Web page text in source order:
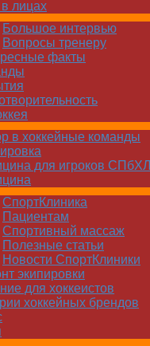
лицах
Большое интервью
Вопросы тренеру
факты
в хоккейные команды
для игроков СПбХЛ
СпортКлиника
Пациентам
Спортивный массаж
Полезные статьи
Новости СпортКлиники
экипировки
для хоккеистов
хоккейных брендов